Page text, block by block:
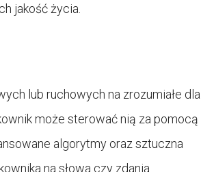
jakość życia.
lub ruchowych na zrozumiałe dla
może sterować nią za pomocą
algorytmy oraz sztuczna
na słowa czy zdania.